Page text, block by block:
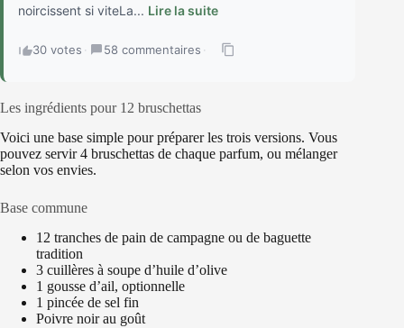
noircissent si viteLa... Lire la suite
30 votes · 58 commentaires ·
Les ingrédients pour 12 bruschettas
Voici une base simple pour préparer les trois versions. Vous
pouvez servir 4 bruschettas de chaque parfum, ou mélanger
selon vos envies.
Base commune
12 tranches de pain de campagne ou de baguette
tradition
3 cuillères à soupe d’huile d’olive
1 gousse d’ail, optionnelle
1 pincée de sel fin
Poivre noir au goût